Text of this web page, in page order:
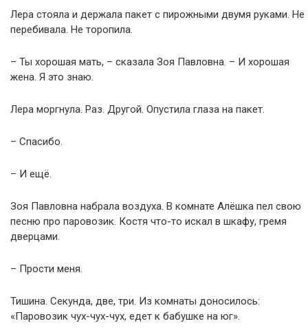
Лера стояла и держала пакет с пирожными двумя руками. Не
перебивала. Не торопила.
– Ты хорошая мать, – сказала Зоя Павловна. – И хорошая
жена. Я это знаю.
Лера моргнула. Раз. Другой. Опустила глаза на пакет.
– Спасибо.
– И ещё.
Зоя Павловна набрала воздуха. В комнате Алёшка пел свою
песню про паровозик. Костя что-то искал в шкафу, гремя
дверцами.
– Прости меня.
Тишина. Секунда, две, три. Из комнаты доносилось:
«Паровозик чух-чух-чух, едет к бабушке на юг».